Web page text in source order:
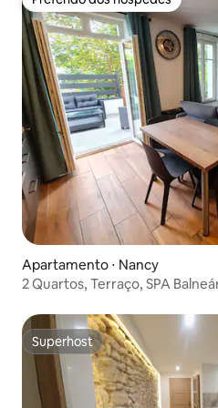
Preferido dos hóspedes
Apartamento ⋅ Nancy
2 Quartos, Terraço, SPA
Superhost
Superhost